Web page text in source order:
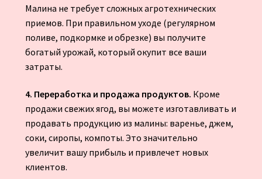
Малина не требует сложных агротехнических
приемов. При правильном уходе (регулярном
поливе, подкормке и обрезке) вы получите
богатый урожай, который окупит все ваши
затраты.
4. Переработка и продажа продуктов. Кроме
продажи свежих ягод, вы можете изготавливать и
продавать продукцию из малины: варенье, джем,
соки, сиропы, компоты. Это значительно
увеличит вашу прибыль и привлечет новых
клиентов.